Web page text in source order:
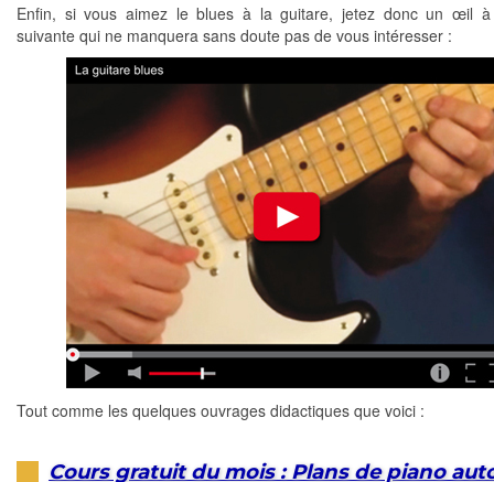
Enfin, si vous aimez le blues à la guitare, jetez donc un œil
suivante qui ne manquera sans doute pas de vous intéresser :
Tout comme les quelques ouvrages didactiques que voici :
Cours gratuit du mois : Plans de piano